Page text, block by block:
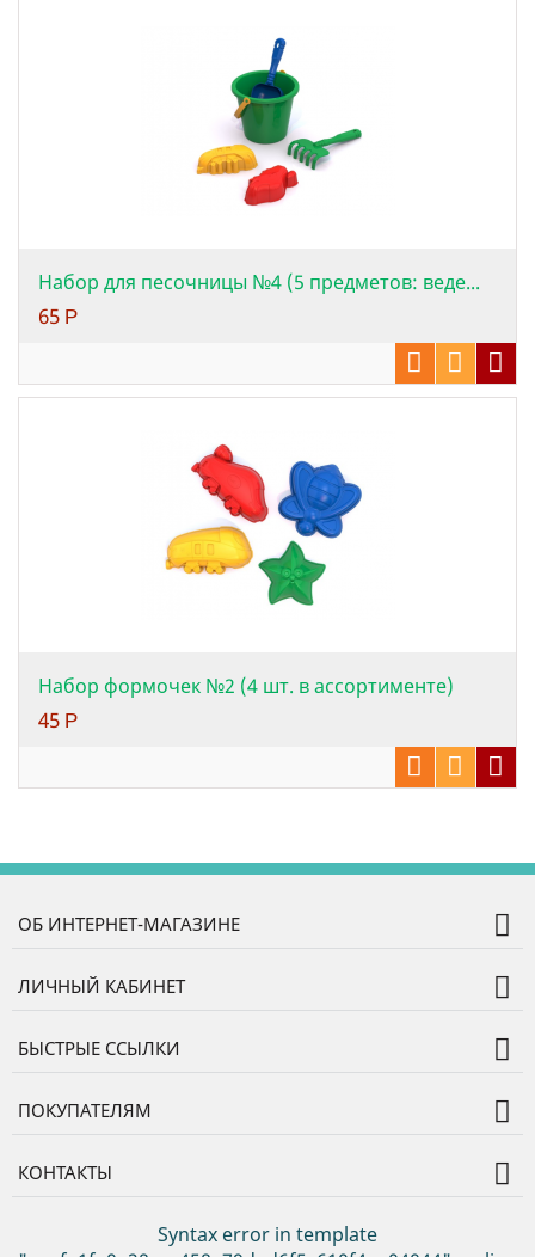
Набор для песочницы №4 (5 предметов: веде...
65 Р
Набор формочек №2 (4 шт. в ассортименте)
45 Р
ОБ ИНТЕРНЕТ-МАГАЗИНЕ
ЛИЧНЫЙ КАБИНЕТ
БЫСТРЫЕ ССЫЛКИ
ПОКУПАТЕЛЯМ
КОНТАКТЫ
Syntax error in template